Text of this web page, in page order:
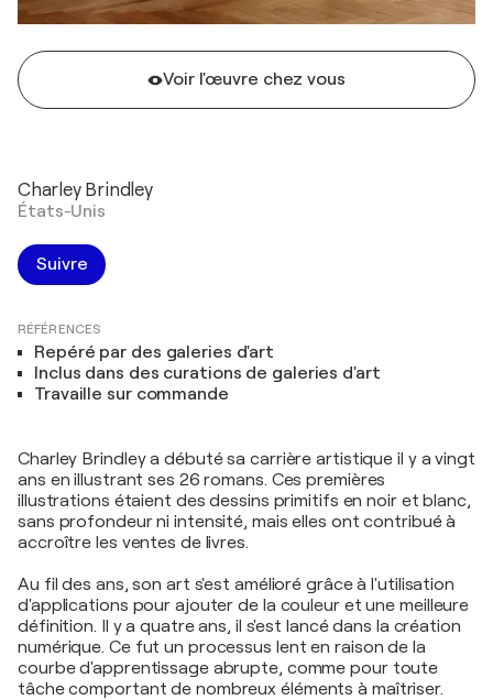
Voir l'œuvre chez vous
Charley Brindley
États-Unis
Suivre
RÉFÉRENCES
Repéré par des galeries d'art
Inclus dans des curations de galeries d'art
Travaille sur commande
Charley Brindley a débuté sa carrière artistique il y a vingt
ans en illustrant ses 26 romans. Ces premières
illustrations étaient des dessins primitifs en noir et blanc,
sans profondeur ni intensité, mais elles ont contribué à
accroître les ventes de livres.
Au fil des ans, son art s'est amélioré grâce à l'utilisation
d'applications pour ajouter de la couleur et une meilleure
définition. Il y a quatre ans, il s'est lancé dans la création
numérique. Ce fut un processus lent en raison de la
courbe d'apprentissage abrupte, comme pour toute
tâche comportant de nombreux éléments à maîtriser.